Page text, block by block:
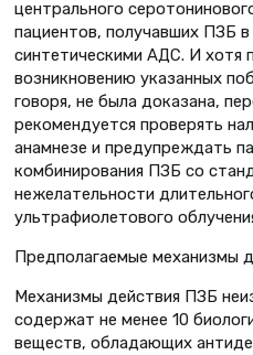
центрального
пациентов, получавших ПЗБ
синтетическими АДС. И хотя
возникновению указанных
говоря, не была доказана,
рекомендуется проверять
анамнезе и предупреждать
комбинирования ПЗБ со
нежелательности
ультрафиолетового
Предполагаемые механизмы
Механизмы действия ПЗБ
содержат не менее 10
веществ, обладающих